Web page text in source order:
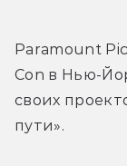
Paramount
Con в Нью-
своих
пути».